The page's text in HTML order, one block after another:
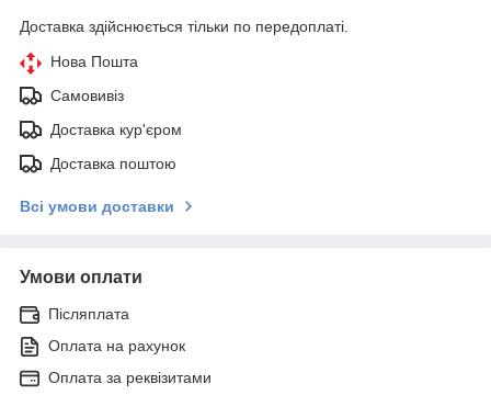
Доставка здійснюється тільки по передоплаті.
Нова Пошта
Самовивіз
Доставка кур'єром
Доставка поштою
Всі умови доставки
Умови оплати
Післяплата
Оплата на рахунок
Оплата за реквізитами